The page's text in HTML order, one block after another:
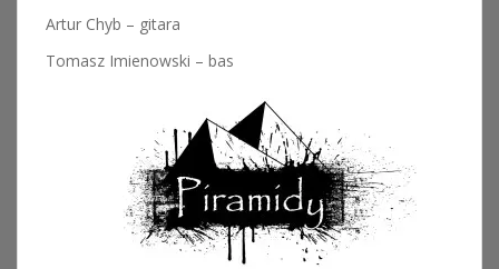
Artur Chyb – gitara
Tomasz Imienowski – bas